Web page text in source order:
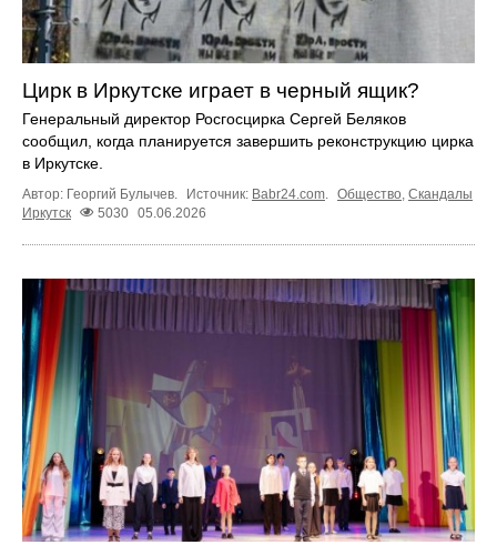
Цирк в Иркутске играет в черный ящик?
Генеральный директор Росгосцирка Сергей Беляков
сообщил, когда планируется завершить реконструкцию цирка
в Иркутске.
Автор: Георгий Булычев. Источник: Babr24.com. Общество, Скандалы
Иркутск
5030 05.06.2026